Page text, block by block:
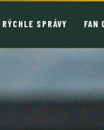
RÝCHLE SPRÁVY FAN